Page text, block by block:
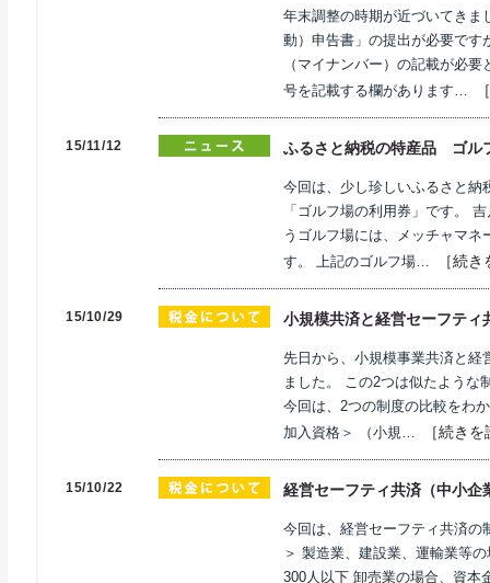
年末調整の時期が近づいてきま
動）申告書」の提出が必要です
（マイナンバー）の記載が必
号を記載する欄があります…
15/11/12 ふるさと納税の特産品 ゴル
今回は、少し珍しいふるさと納
「ゴルフ場の利用券」です。
うゴルフ場には、メッチャマ
す。 上記のゴルフ場…
［続
15/10/29 小規模共済と経営セーフティ
先日から、小規模事業共済と経
ました。 この2つは似たような
今回は、2つの制度の比較をわ
加入資格＞ （小規…
［続き
15/10/22 経営セーフティ共済（中小
今回は、経営セーフティ共済の
＞ 製造業、建設業、運輸業等
300人以下 卸売業の場合、資本